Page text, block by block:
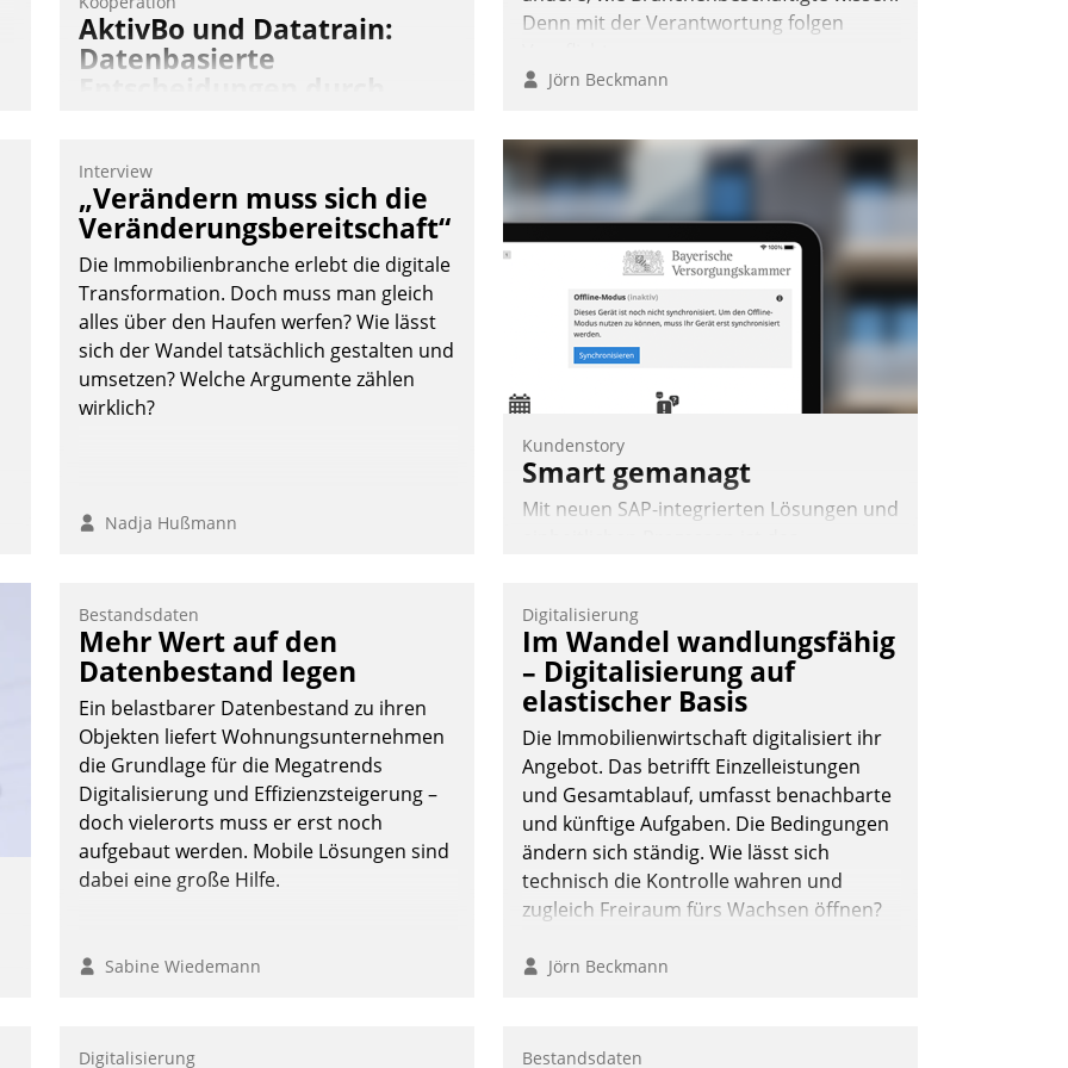
AktivBo und Datatrain:
Datenbasierte
AktivBo und Datatrain kooperieren –
Immobilienunternehmen profitieren: Die
nahtlose Integration der Lösungen von
AktivBo und Datatrain ermöglicht
automatisiert ausgelöste, zielgerichtete
Mieterbefragungen – eine starke
Grundlage für intelligente, datengestützte
Entscheidungen.
Denn mit der Verantwortung folgen
Jörn Beckmann
Interview
„Verändern muss sich die
Veränderungsbereitschaft“
Die Immobilienbranche erlebt die digitale
Transformation. Doch muss man gleich
alles über den Haufen werfen? Wie lässt
sich der Wandel tatsächlich gestalten und
umsetzen? Welche Argumente zählen
wirklich?
Nadja Hußmann
Kundenstory
Smart gemanagt
Mit neuen SAP-integrierten Lösungen und
Kapitalanlage für künftige Aufgaben und
Herausforderungen gerüstet.
Nadja Hußmann
Bestandsdaten
Mehr Wert auf den
Datenbestand legen
Ein belastbarer Datenbestand zu ihren
Objekten liefert Wohnungsunternehmen
die Grundlage für die Megatrends
Digitalisierung und Effizienzsteigerung –
doch vielerorts muss er erst noch
aufgebaut werden. Mobile Lösungen sind
dabei eine große Hilfe.
Sabine Wiedemann
Digitalisierung
Im Wandel wandlungsfähig
– Digitalisierung auf
elastischer Basis
Die Immobilienwirtschaft digitalisiert ihr
Angebot. Das betrifft Einzelleistungen
und Gesamtablauf, umfasst benachbarte
und künftige Aufgaben. Die Bedingungen
ändern sich ständig. Wie lässt sich
technisch die Kontrolle wahren und
zugleich Freiraum fürs Wachsen öffnen?
Jörn Beckmann
Digitalisierung Bestandsdaten